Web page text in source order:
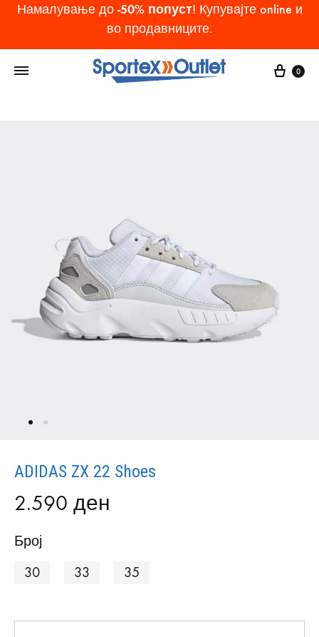
Намалување до -50% попуст! Купувајте online и
во продавниците.
Cart
0
ADIDAS ZX 22 Shoes
2.590 ден
Број
30
33 35